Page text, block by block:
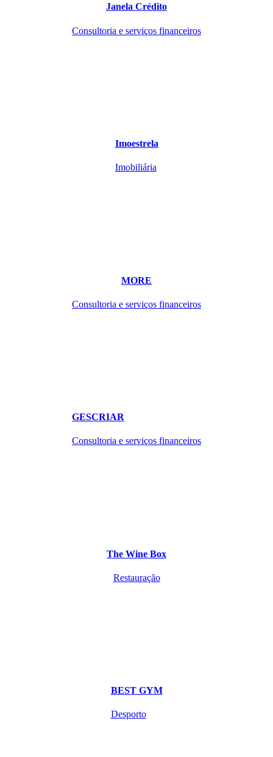
Janela Crédito
Consultoria e serviços financeiros
Imoestrela
Imobiliária
MORE
Consultoria e serviços financeiros
GESCRIAR
Consultoria e serviços financeiros
The Wine Box
Restauração
BEST GYM
Desporto